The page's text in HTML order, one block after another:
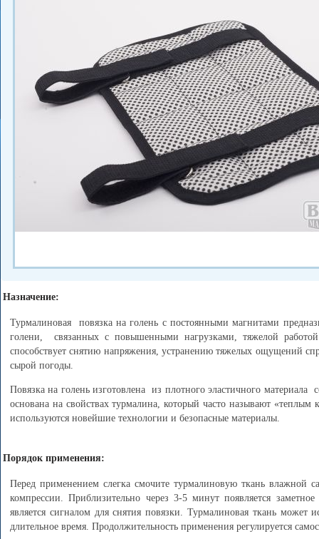
Назначение:
Турмалиновая повязка на голень с постоянными магнитами
голени, связанных с повышенными нагрузками, тяжелой
способствует снятию напряжения, устранению тяжелых ощущений
сырой погоды.
Повязка на голень изготовлена из плотного эластичного
основана на свойствах турмалина, который часто называют
используются новейшие технологии и безопасные материалы.
Порядок применения:
Перед применением слегка смочите турмалиновую ткань влажной
компрессии. Приблизительно через 3-5 минут появляется
является сигналом для снятия повязки. Турмалиновая ткань может
длительное время. Продолжительность применения регулируется